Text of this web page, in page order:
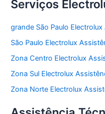
Serviços
grande São Paulo
São Paulo Electrolux
Zona Centro Electrolux
Zona Sul Electrolux
Zona Norte Electrolux